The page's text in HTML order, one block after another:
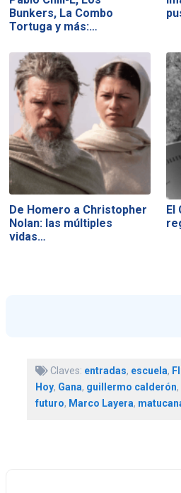
Bunkers, La Combo
Tortuga y más:…
De Homero a Christopher
Nolan: las múltiples
vidas…
El
Claves: entradas, escuela,
Hoy, Gana, guillermo calderón,
futuro, Marco Layera,